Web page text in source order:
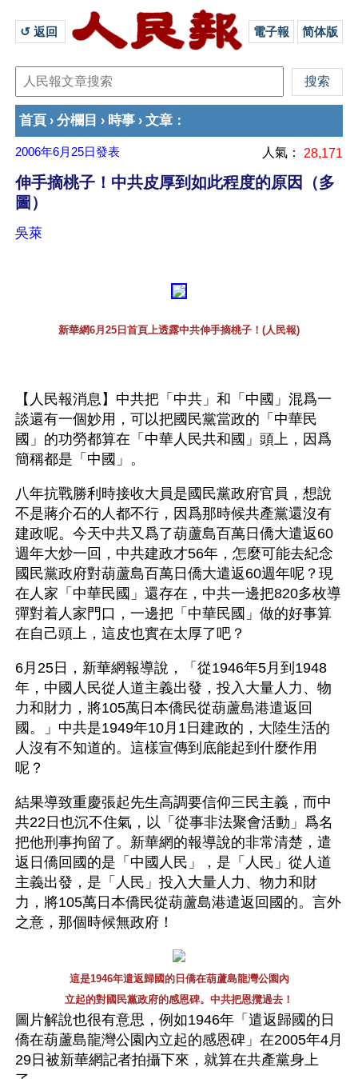
↺ 返回 電子報 简体版
首頁 › 分欄目 › 時事 › 文章 ：
2006年6月25日發表 人氣： 28,171
伸手摘桃子！中共皮厚到如此程度的原因（多
圖）
吳萊
新華網6月25日首頁上透露中共伸手摘桃子！(人民報)
【人民報消息】中共把「中共」和「中國」混爲一
談還有一個妙用，可以把國民黨當政的「中華民
國」的功勞都算在「中華人民共和國」頭上，因爲
簡稱都是「中國」。
八年抗戰勝利時接收大員是國民黨政府官員，想說
不是蔣介石的人都不行，因爲那時候共產黨還沒有
建政呢。今天中共又爲了葫蘆島百萬日僑大遣返60
週年大炒一回，中共建政才56年，怎麼可能去紀念
國民黨政府對葫蘆島百萬日僑大遣返60週年呢？現
在人家「中華民國」還存在，中共一邊把820多枚導
彈對着人家門口，一邊把「中華民國」做的好事算
在自己頭上，這皮也實在太厚了吧？
6月25日，新華網報導說，「從1946年5月到1948
年，中國人民從人道主義出發，投入大量人力、物
力和財力，將105萬日本僑民從葫蘆島港遣返回
國。」中共是1949年10月1日建政的，大陸生活的
人沒有不知道的。這樣宣傳到底能起到什麼作用
呢？
結果導致重慶張起先生高調要信仰三民主義，而中
共22日也沉不住氣，以「從事非法聚會活動」爲名
把他刑事拘留了。新華網的報導說的非常清楚，遣
返日僑回國的是「中國人民」，是「人民」從人道
主義出發，是「人民」投入大量人力、物力和財
力，將105萬日本僑民從葫蘆島港遣返回國的。言外
之意，那個時候無政府！
這是1946年遣返歸國的日僑在葫蘆島龍灣公園內
立起的對國民黨政府的感恩碑。中共把恩攬過去！
圖片解說也很有意思，例如1946年「遣返歸國的日
僑在葫蘆島龍灣公園內立起的感恩碑」在2005年4月
29日被新華網記者拍攝下來，就算在共產黨身上